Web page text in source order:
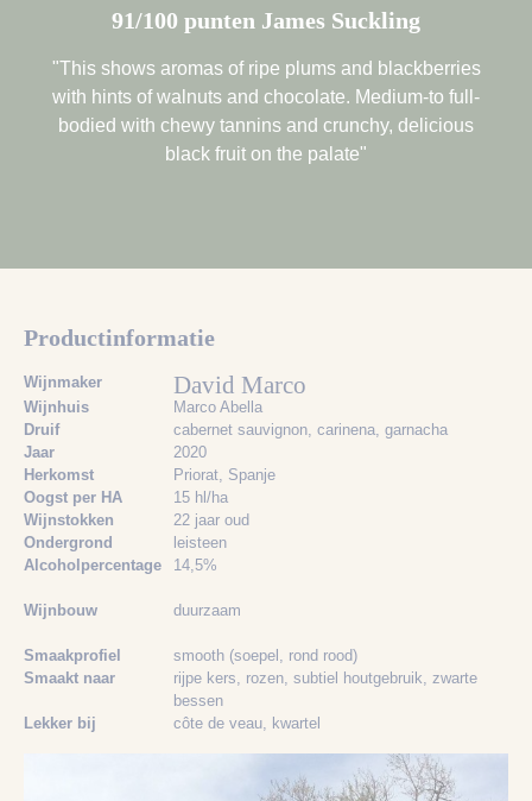
91/100 punten James Suckling
"This shows aromas of ripe plums and blackberries
with hints of walnuts and chocolate. Medium-to full-
bodied with chewy tannins and crunchy, delicious
black fruit on the palate"
Productinformatie
Wijnmaker David Marco
Wijnhuis
Marco Abella
Druif
cabernet sauvignon , carinena , garnacha
Jaar
2020
Herkomst
Priorat, Spanje
Oogst per HA
15 hl/ha
Wijnstokken
22 jaar oud
Ondergrond
leisteen
Alcoholpercentage
14,5%
Wijnbouw duurzaam
Smaakprofiel
smooth (soepel, rond rood)
Smaakt naar
rijpe kers , rozen , subtiel houtgebruik , zwarte
bessen
Lekker bij
côte de veau , kwartel